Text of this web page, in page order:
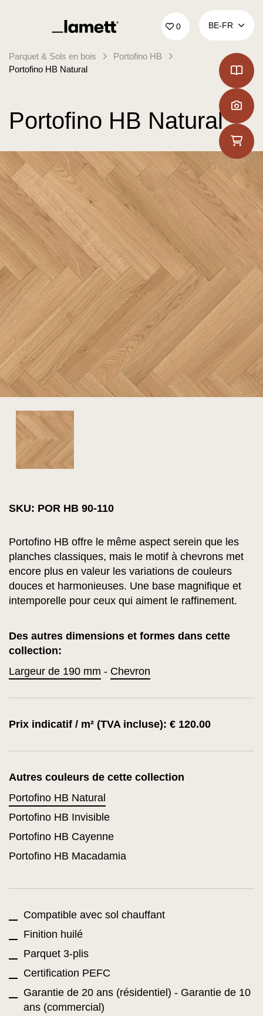
Retour à la page d'accueil 0 BE‑FR
Parquet & Sols en bois
Portofino HB
Portofino HB Natural
Portofino HB Natural
SKU: POR HB 90-110
Portofino HB offre le même aspect serein que les
planches classiques, mais le motif à chevrons met
encore plus en valeur les variations de couleurs
douces et harmonieuses. Une base magnifique et
intemporelle pour ceux qui aiment le raffinement.
Des autres dimensions et formes dans cette
collection:
Largeur de 190 mm - Chevron
Prix indicatif / m² (TVA incluse): € 120.00
Autres couleurs de cette collection
Portofino HB Natural
Portofino HB Invisible
Portofino HB Cayenne
Portofino HB Macadamia
Compatible avec sol chauffant
Finition huilé
Parquet 3-plis
Certification PEFC
Garantie de 20 ans (résidentiel) - Garantie de 10
ans (commercial)